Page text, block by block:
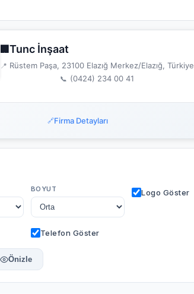
🏢Tunc İnşaat
📍 Rüstem Paşa, 23100 Elazığ Merkez/Elazığ, Türkiye
📞 (0424) 234 00 41
🔗Firma Detayları
BOYUT Logo Göster
Telefon Göster
Önizle